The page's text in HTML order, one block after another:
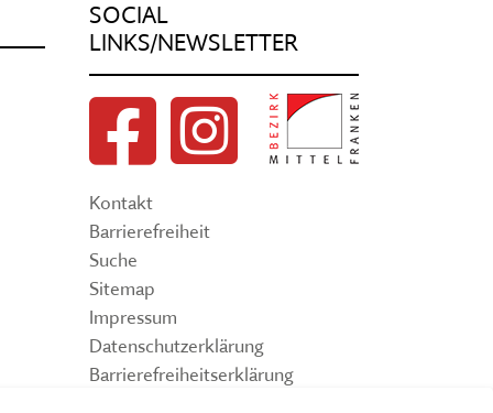
SOCIAL
LINKS/NEWSLETTER
Kontakt
Barrierefreiheit
Suche
Sitemap
Impressum
Datenschutzerklärung
Barrierefreiheitserklärung